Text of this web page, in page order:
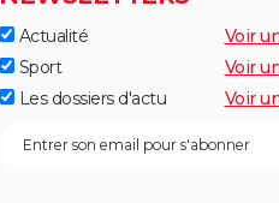
Actualité
Voir
Sport
Voir
Les dossiers d'actu
Voir